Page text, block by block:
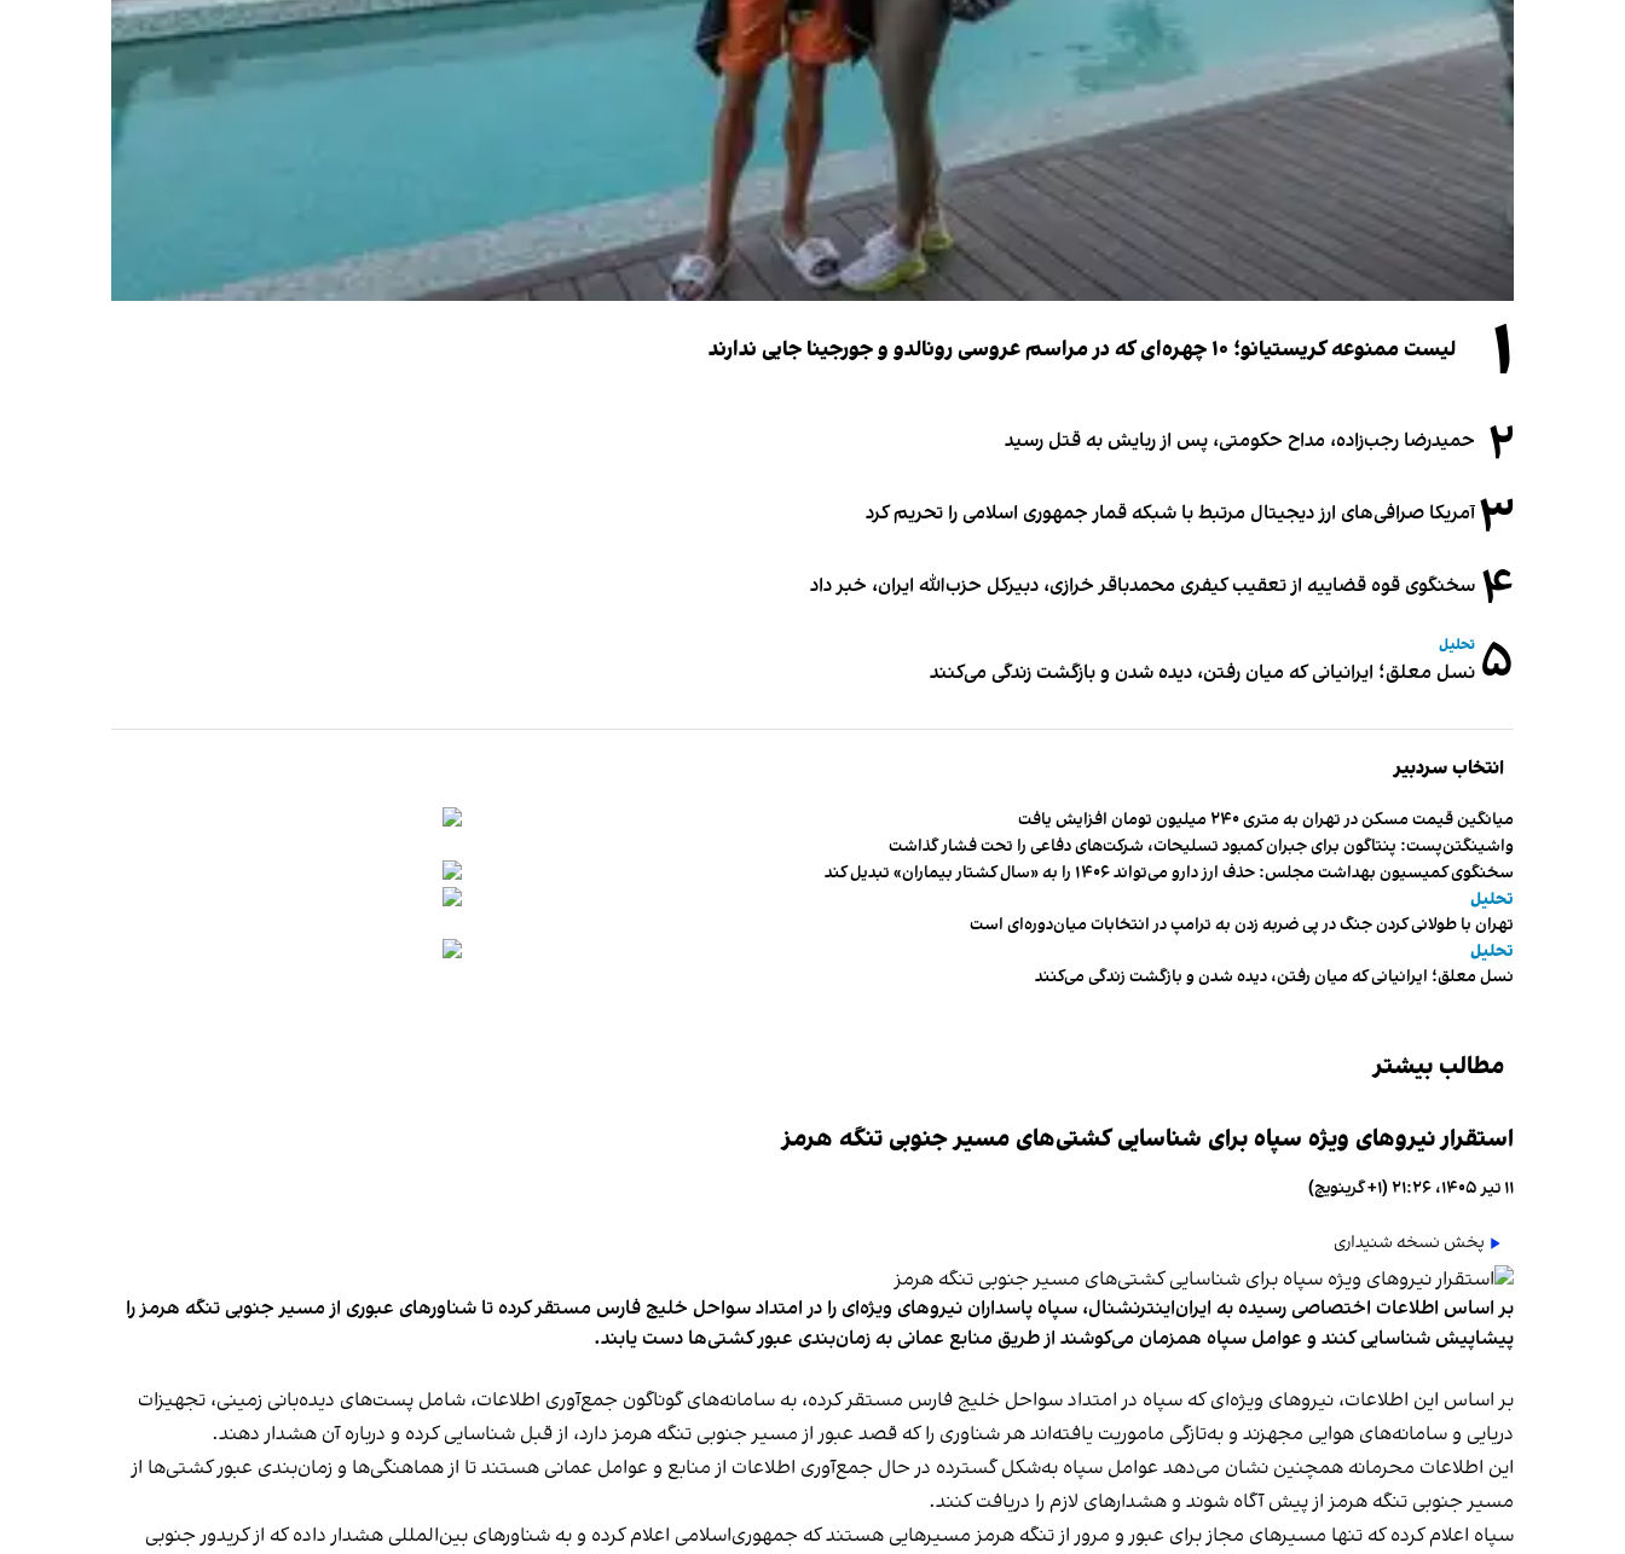
۱ لیست ممنوعه کریستیانو؛ ۱۰ چهره‌ای که در مراسم عروسی رونالدو و جورجینا جایی ندارند
۲ حمیدرضا رجب‌زاده، مداح حکومتی، پس از ربایش به قتل رسید
۳آمریکا صرافی‌های ارز دیجیتال مرتبط با شبکه قمار جمهوری اسلامی را تحریم کرد
۴ سخنگوی قوه قضاییه از تعقیب کیفری محمدباقر خرازی، دبیر‌کل حزب‌الله ایران، خبر داد
۵ تحلیل
نسل معلق؛ ایرانیانی که میان رفتن، دیده شدن و بازگشت زندگی می‌کنند
انتخاب سردبیر
میانگین قیمت مسکن در تهران به متری ۲۴۰ میلیون تومان افزایش یافت
واشینگتن‌پست: پنتاگون برای جبران کمبود تسلیحات، شرکت‌های دفاعی را تحت فشار گذاشت
سخنگوی کمیسیون بهداشت مجلس: حذف ارز دارو می‌تواند ۱۴۰۶ را به «سال کشتار بیماران» تبدیل کند
تحلیل
تهران با طولانی کردن جنگ در پی ضربه زدن به ترامپ در انتخابات میان‌دوره‌ای است
تحلیل
نسل معلق؛ ایرانیانی که میان رفتن، دیده شدن و بازگشت زندگی می‌کنند
مطالب بیشتر
استقرار نیروهای ویژه سپاه برای شناسایی کشتی‌های مسیر جنوبی تنگه هرمز
۱۱ تیر ۱۴۰۵، ۲۱:۲۶ (‎+۱ گرینویچ)
پخش نسخه شنیداری
بر اساس اطلاعات اختصاصی رسیده به ایران‌اینترنشنال، سپاه پاسداران نیروهای ویژه‌ای را در امتداد سواحل خلیج فارس مستقر کرده تا شناورهای عبوری از مسیر جنوبی تنگه هرمز را
پیشاپیش شناسایی کنند و عوامل سپاه همزمان می‌کوشند از طریق منابع عمانی به زمان‌بندی عبور کشتی‌ها دست یابند.
بر اساس این اطلاعات، نیروهای ویژه‌ای که سپاه در امتداد سواحل خلیج فارس مستقر کرده، به سامانه‌های گوناگون جمع‌آوری اطلاعات، شامل پست‌های دیده‌بانی زمینی، تجهیزات
دریایی و سامانه‌های هوایی مجهزند و به‌تازگی ماموریت یافته‌اند هر شناوری را که قصد عبور از مسیر جنوبی تنگه هرمز دارد، از قبل شناسایی کرده و درباره آن هشدار دهند.
این اطلاعات محرمانه همچنین نشان می‌دهد عوامل سپاه به‌شکل گسترده در حال جمع‌آوری اطلاعات از منابع و عوامل عمانی هستند تا از هماهنگی‌ها و زمان‌بندی عبور کشتی‌ها از
مسیر جنوبی تنگه هرمز از پیش آگاه شوند و هشدارهای لازم را دریافت کنند.
سپاه اعلام کرده که تنها مسیرهای مجاز برای عبور و مرور از تنگه هرمز مسیرهایی هستند که جمهوری‌اسلامی اعلام کرده و به شناورهای بین‌المللی هشدار داده که از کریدور جنوبی